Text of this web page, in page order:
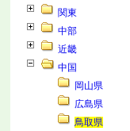
関東
中部
近畿
中国
岡山県
広島県
鳥取県